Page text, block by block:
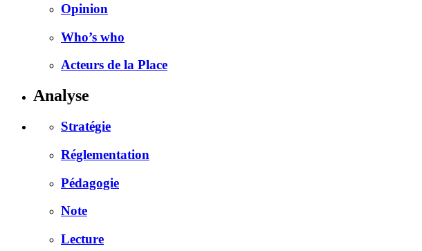
Opinion
Who’s who
Acteurs de la Place
Analyse
Stratégie
Réglementation
Pédagogie
Note
Lecture